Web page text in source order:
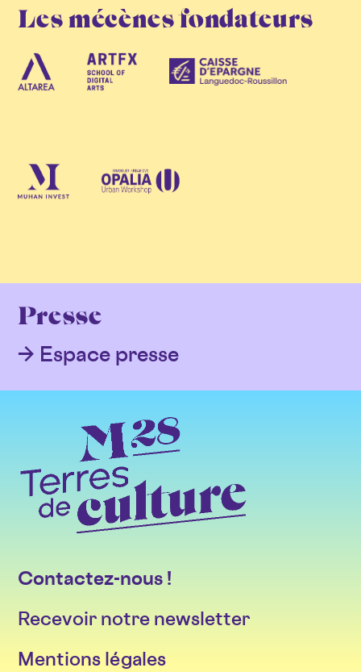
Les mécènes fondateurs
Presse
Espace presse
Contactez-nous !
Recevoir notre newsletter
Mentions légales